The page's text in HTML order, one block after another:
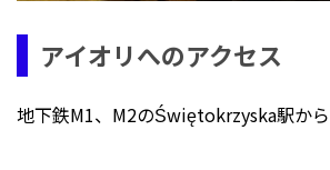
アイオリへのアクセス
地下鉄M1、M2のŚwiętokrzyska駅から